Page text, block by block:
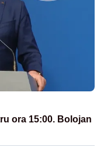
ora 15:00. Bolojan